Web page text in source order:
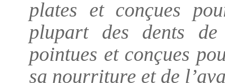
plates et conçues
plupart des dents
pointues et conçues
sa nourriture et de